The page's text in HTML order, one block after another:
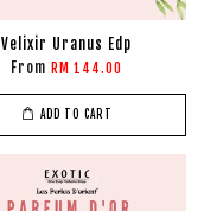
Velixir Uranus Edp
From RM 144.00
ADD TO CART